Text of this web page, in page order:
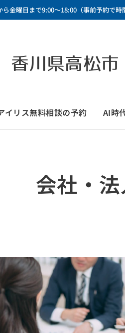
ら金曜日まで9:00～18:00（事前予約で時
香川県高松
イリス無料相談の予約 AI時
会社・